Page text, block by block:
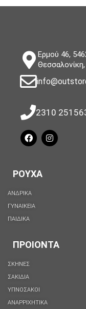
Ερμού 46,
2310
ΡΟΥΧΑ
ΑΝΔΡΙΚΑ
ΓΥΝΑΙΚΕΙΑ
ΠΑΙΔΙΚΑ
ΠΡΟΙΟΝΤΑ
ΣΚΗΝΕΣ
ΣΑΚΙΔΙΑ
ΥΠΝΟΣΑΚΟΙ
ΑΝΑΡΡΙΧΗΤΙΚΑ